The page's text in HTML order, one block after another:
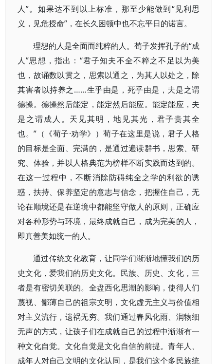
人”。如果达不到以上标准，那至少能做到“见利思
义，见危授命”，在长久困顿中也不忘平日的诺言。
理想的人是全面而纯粹的人。荀子发挥孔子的“成
人”思想，指出：“君子知夫不全不粹之不足以为美
也，故诵数以贯之，思索以通之，为其人以处之，除
其害者以持养之……生乎由是，死乎由是，夫是之谓
德操。德操然后能定，能定然后能应。能定能应，夫
是之谓成人。天见其明，地见其光，君子贵其全
也。”（《荀子·劝学》）荀子在这里是说，君子人格
的目标是全面、完满的，是通过遍读群书，思索、研
究、体验，并以人格典范为榜样不断实践而达到的。
在这一过程中，不断消除防碍纯全之学的利欲的诱
惑，扶持、保养坚定的意志与信念，把握住自己，无
论在顺境还是在逆境中都能坚守做人的原则，正确应
对各种形势与环境，最终成就自己，成为完美的人，
即真善美如统一的人。
通过传统文化教育，让同学们渐渐地懂我们的历
史文化，爱我们的历史文化。民族、历史、文化，三
者是有密切关联的。全盘西化思潮的影响，使得人们
蔑视、鄙薄自己的祖宗文明，文化虚无主义与价值相
对主义流行，遗祸无穷。我们通过春风化雨、润物细
无声的方式，让孩子们在成就自己的过程中渐渐有一
种文化自觉。文化自觉是文化自信的前提。青年人、
成年人对自己文明的文化认同，是我们这个多民族统